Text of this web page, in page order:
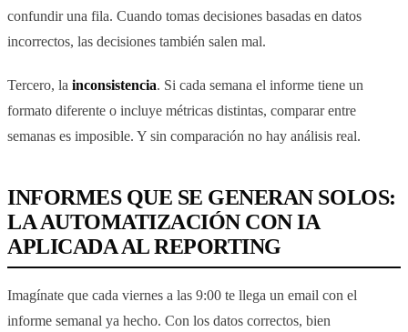
confundir una fila. Cuando tomas decisiones basadas en datos
incorrectos, las decisiones también salen mal.
Tercero, la inconsistencia. Si cada semana el informe tiene un
formato diferente o incluye métricas distintas, comparar entre
semanas es imposible. Y sin comparación no hay análisis real.
INFORMES QUE SE GENERAN SOLOS:
LA AUTOMATIZACIÓN CON IA
APLICADA AL REPORTING
Imagínate que cada viernes a las 9:00 te llega un email con el
informe semanal ya hecho. Con los datos correctos, bien